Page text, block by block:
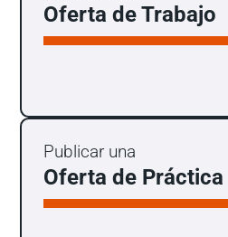
Oferta de Trabajo
Publicar una
Oferta de Práctica